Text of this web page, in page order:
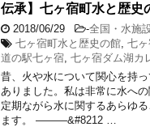
伝承】七ヶ宿町水と歴史
2018/06/29 -全国・水施
七ヶ宿町水と歴史の館 七ヶ
道の駅七ヶ宿 七ヶ宿ダム湖カ
昔、火や水について関心を持
ありました。私は非常に水へ
定期ながら水に関するあらゆ
ます。 ———&#8212 …